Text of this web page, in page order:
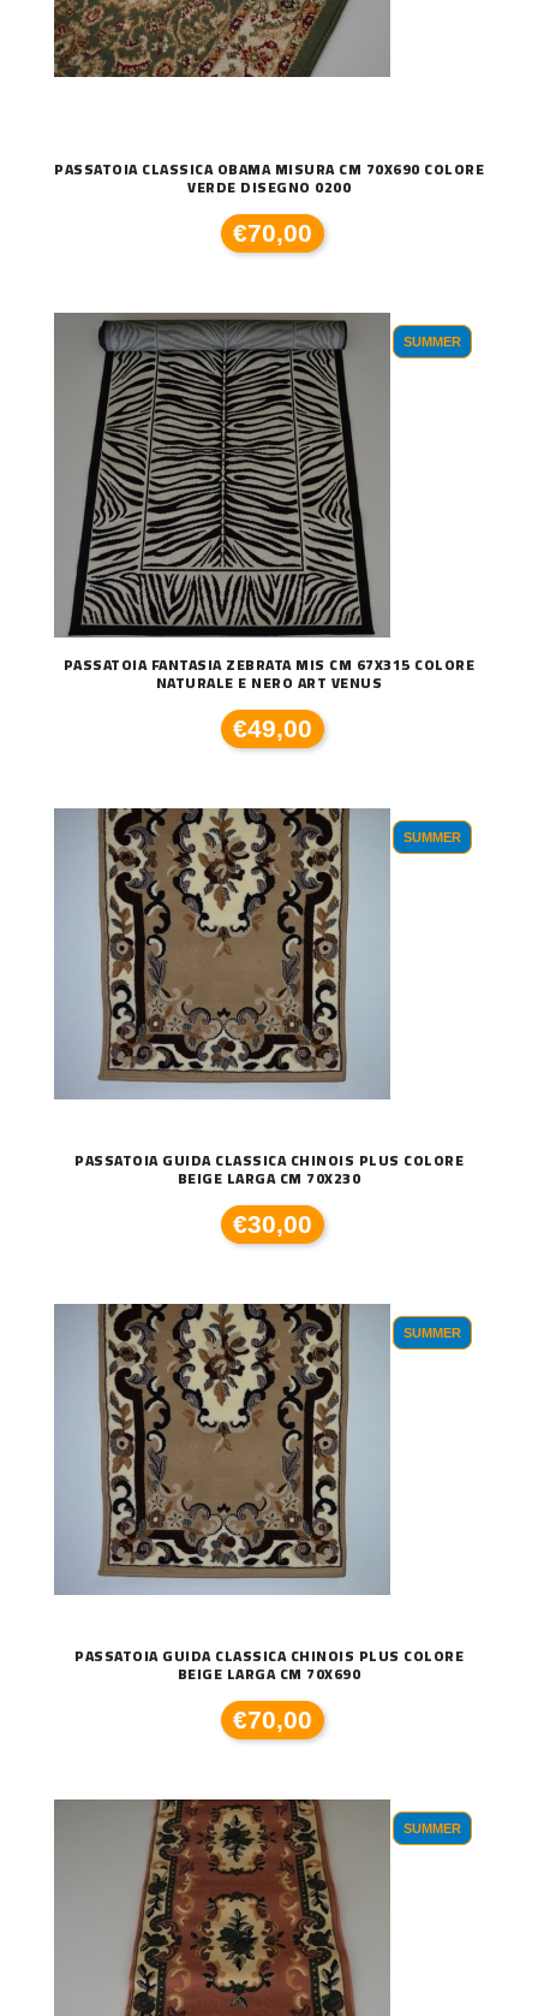
PASSATOIA CLASSICA OBAMA MISURA CM 70X690 COLORE
VERDE DISEGNO 0200
€70,00
SUMMER
PASSATOIA FANTASIA ZEBRATA MIS CM 67X315 COLORE
NATURALE E NERO ART VENUS
€49,00
SUMMER
PASSATOIA GUIDA CLASSICA CHINOIS PLUS COLORE
BEIGE LARGA CM 70X230
€30,00
SUMMER
PASSATOIA GUIDA CLASSICA CHINOIS PLUS COLORE
BEIGE LARGA CM 70X690
€70,00
SUMMER